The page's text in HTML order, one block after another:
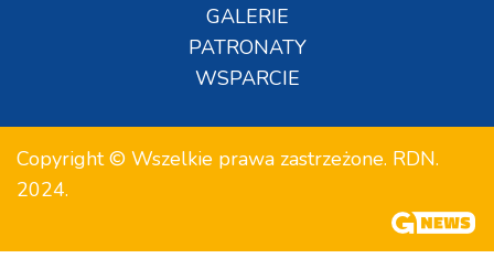
GALERIE
PATRONATY
WSPARCIE
Copyright © Wszelkie prawa zastrzeżone. RDN.
2024.